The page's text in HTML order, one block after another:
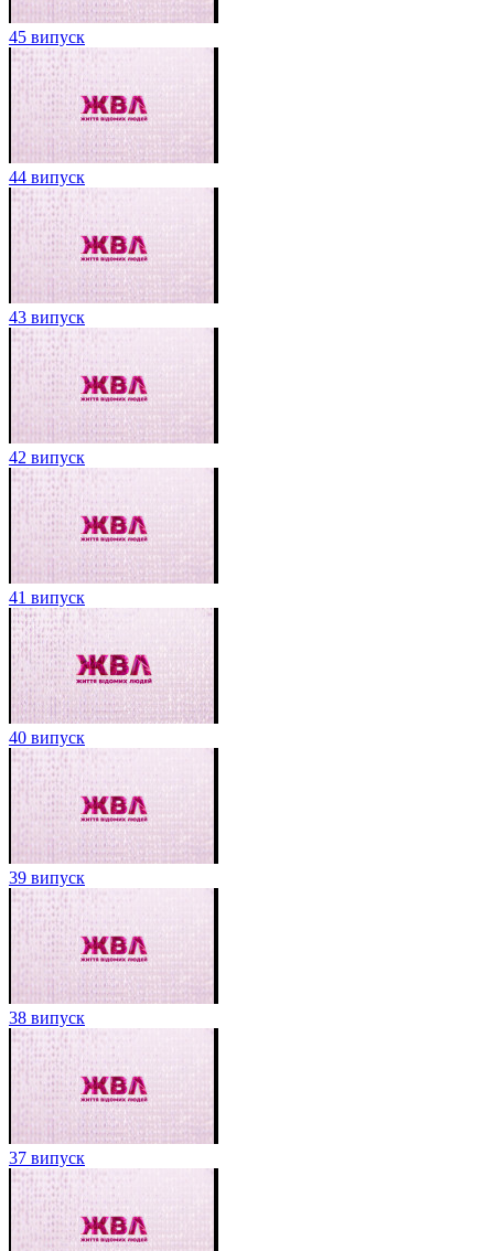
45 випуск
44 випуск
43 випуск
42 випуск
41 випуск
40 випуск
39 випуск
38 випуск
37 випуск